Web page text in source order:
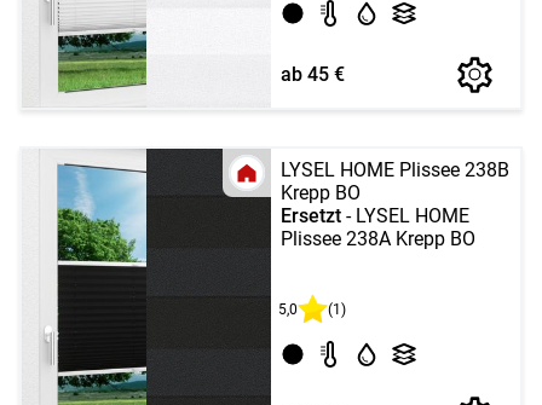
ab 45 €
LYSEL HOME Plissee 238B
Krepp BO
Ersetzt - LYSEL HOME
Plissee 238A Krepp BO
5,0 (1)